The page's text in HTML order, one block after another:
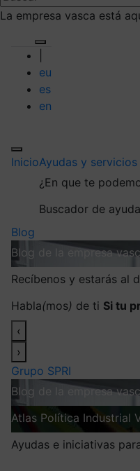
La empresa vasca está
eu
es
en
InicioAyudas y servicios
¿En que te
Buscador de
Blog
Blog de la empresa
Recíbenos y estarás al
Habla(mos) de ti Si tu
‹
›
Grupo SPRI
Blog de la empresa
Atlas Política Industrial
Ayudas e iniciativas